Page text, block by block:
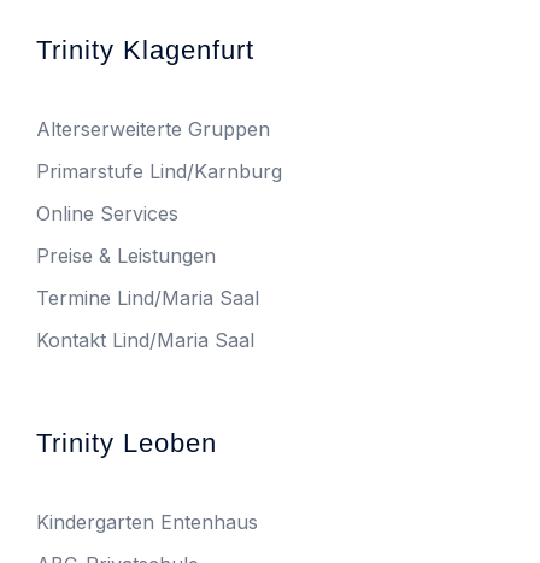
Trinity Klagenfurt
Alterserweiterte Gruppen
Primarstufe Lind/Karnburg
Online Services
Preise & Leistungen
Termine Lind/Maria Saal
Kontakt Lind/Maria Saal
Trinity Leoben
Kindergarten Entenhaus